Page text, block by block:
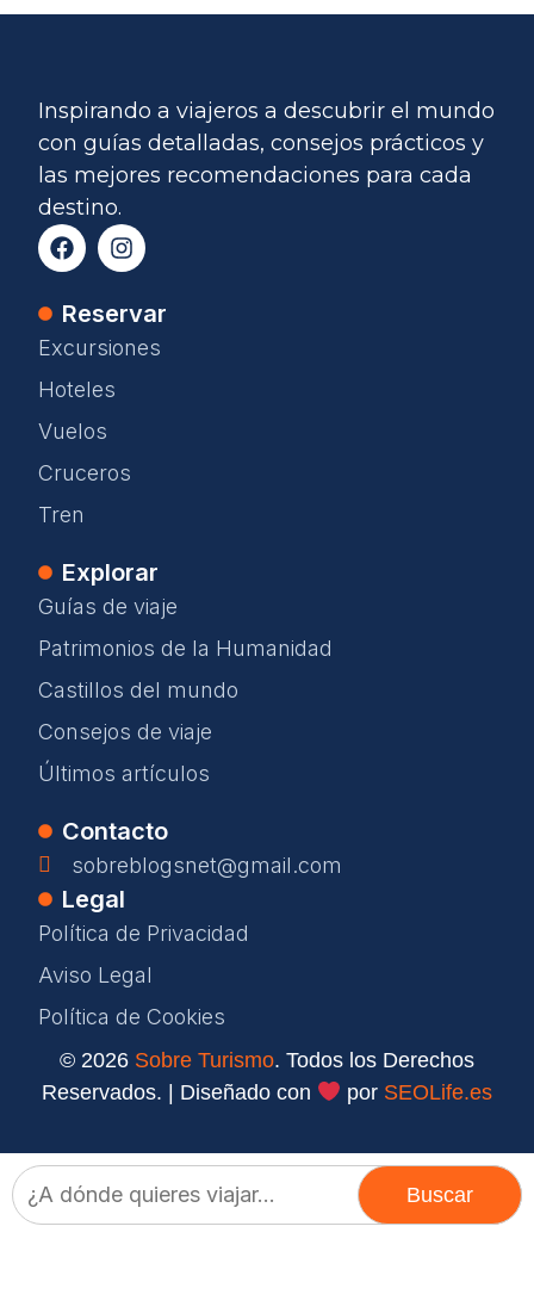
Inspirando a viajeros a descubrir el mundo
con guías detalladas, consejos prácticos y
las mejores recomendaciones para cada
destino.
Reservar
Excursiones
Hoteles
Vuelos
Cruceros
Tren
Explorar
Guías de viaje
Patrimonios de la Humanidad
Castillos del mundo
Consejos de viaje
Últimos artículos
Contacto
sobreblogsnet@gmail.com
Legal
Política de Privacidad
Aviso Legal
Política de Cookies
© 2026 Sobre Turismo. Todos los Derechos
Reservados. | Diseñado con
por SEOLife.es
Buscar: